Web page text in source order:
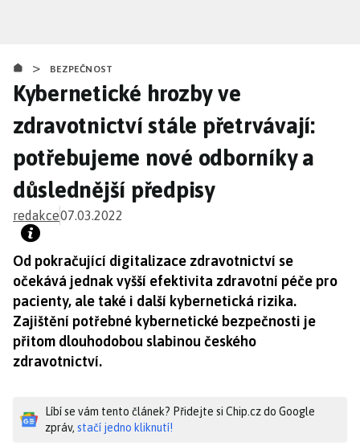
obsahu
> BEZPEČNOST
Kybernetické hrozby ve
zdravotnictví stále přetrvávají:
potřebujeme nové odborníky a
důslednější předpisy
redakce07.03.2022
Od pokračující digitalizace zdravotnictví se
očekává jednak vyšší efektivita zdravotní péče pro
pacienty, ale také i další kybernetická rizika.
Zajištění potřebné kybernetické bezpečnosti je
přitom dlouhodobou slabinou českého
zdravotnictví.
Líbí se vám tento článek? Přidejte si Chip.cz do Google
zpráv, stačí jedno kliknutí!